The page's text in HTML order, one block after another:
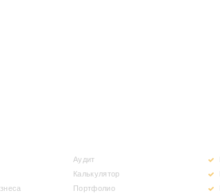
Аудит
Калькулятор
Портфолио